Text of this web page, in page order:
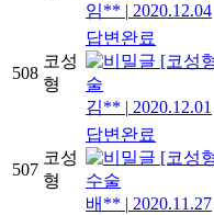
임** | 2020.12.04
508
코성
형
답변완료
[코성
술
김** | 2020.12.01
507
코성
형
답변완료
[코성
수술
배** | 2020.11.27